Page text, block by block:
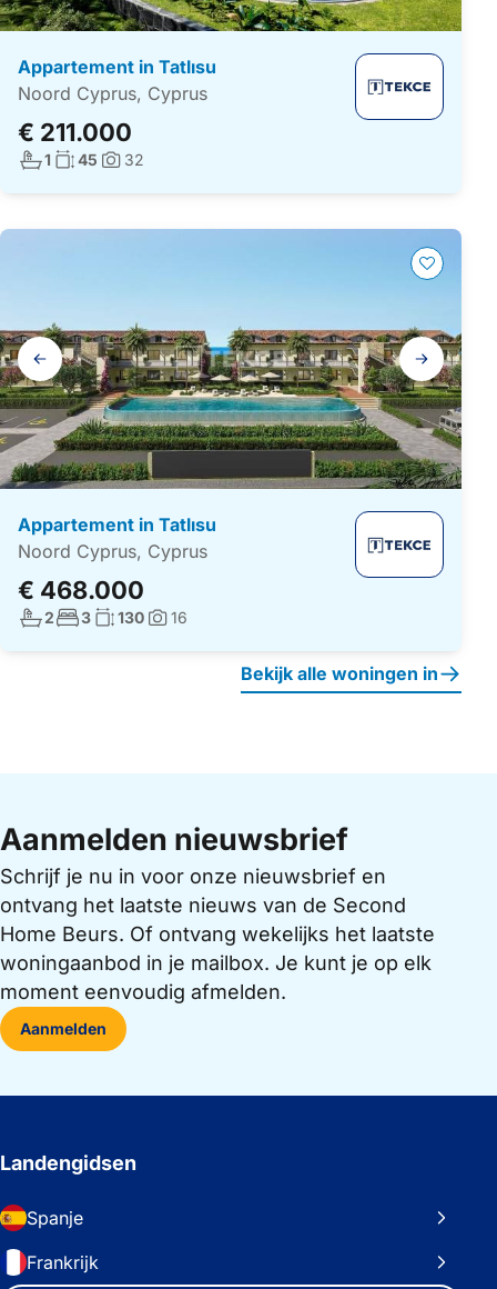
Appartement in Tatlısu
Noord Cyprus, Cyprus
€ 211.000
Aantal badkamers:
1 Woonoppervlakte:
45 Foto's:
32
Galerij
navigatie
Appartement in Tatlısu
Noord Cyprus, Cyprus
€ 468.000
Aantal badkamers:
2Aantal slaapkamers:
3Woonoppervlakte:
130Foto's:
16
Bekijk alle woningen in
Aanmelden nieuwsbrief
Schrijf je nu in voor onze nieuwsbrief en
ontvang het laatste nieuws van de Second
Home Beurs. Of ontvang wekelijks het laatste
woningaanbod in je mailbox. Je kunt je op elk
moment eenvoudig afmelden.
Aanmelden
Landengidsen
Spanje
Frankrijk